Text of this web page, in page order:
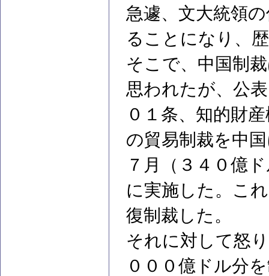
急遽、文大統領
ることになり、
そこで、中国制
思われたが、公
０１条、知的財
の貿易制裁を中
７月（３４０億
に実施した。こ
復制裁した。
それに対して怒
０００億ドル分